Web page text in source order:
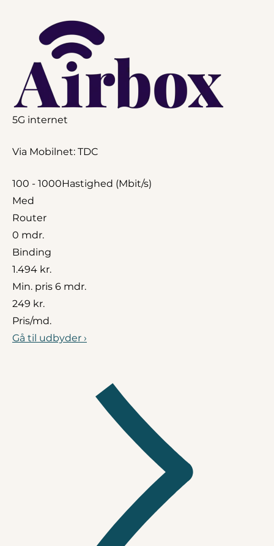
5G internet
Via Mobilnet: TDC
100 - 1000Hastighed (Mbit/s)
Med
Router
0 mdr.
Binding
1.494 kr.
Min. pris 6 mdr.
249 kr.
Pris/md.
Gå til udbyder ›